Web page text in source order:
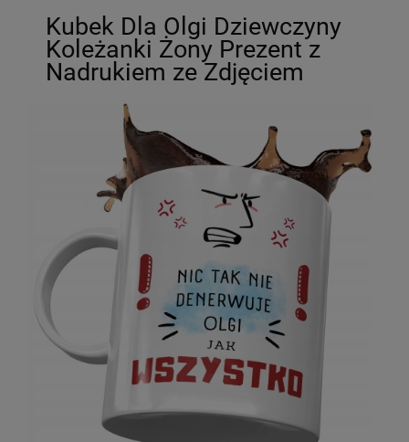
Kubek Dla Olgi Dziewczyny
Koleżanki Żony Prezent z
Nadrukiem ze Zdjęciem